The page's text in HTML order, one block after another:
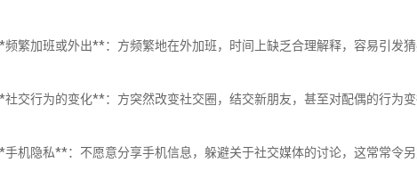
频繁加班或外出**：方频繁地在外加班，时间上缺乏合理解释，容易引发猜
社交行为的变化**：方突然改变社交圈，结交新朋友，甚至对配偶的行为变
手机隐私**：不愿意分享手机信息，躲避关于社交媒体的讨论，这常常令另